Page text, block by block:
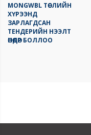
MONGWBL ТӨСЛИЙН
ХҮРЭЭНД
ЗАРЛАГДСАН
ТЕНДЕРИЙН НЭЭЛТ
ӨНӨӨДӨР БОЛЛОО